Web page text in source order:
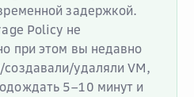
задержкой.
Policy не
при этом вы недавно
удаляли VM,
5–10 минут и